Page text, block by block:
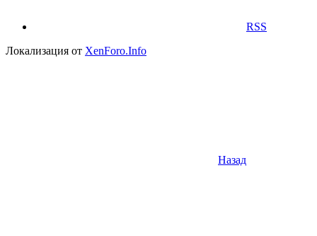
RSS
Локализация от XenForo.Info
Назад